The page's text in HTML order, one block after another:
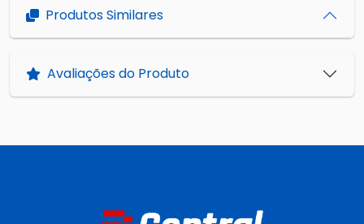
Produtos Similares
Avaliações do Produto